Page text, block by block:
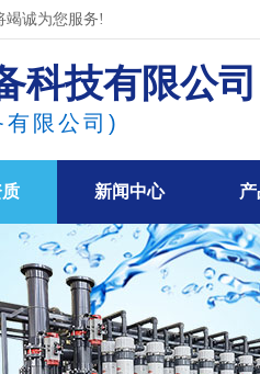
竭诚为您服务!
科技有限公司
限公司)
新闻中心